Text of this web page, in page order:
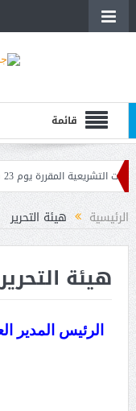
قائمة
يوم 23 شتنبر المقبل
البيضاءالرئيسية هيئة التحرير
هيئة التحرير
الرئيس المدير